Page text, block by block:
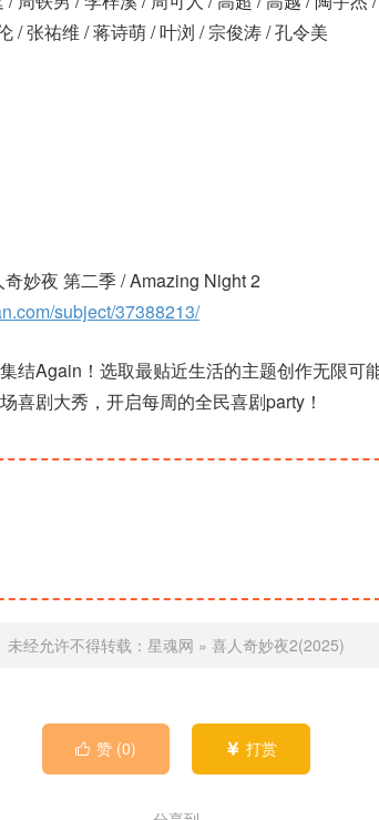
/ 张祐维 / 蒋诗萌 / 叶浏 / 宗俊涛 / 孔令美
妙夜 第二季 / Amazing Night 2
subject/37388213/
结Again！选取最贴近生活的主题创作无限可
喜剧大秀，开启每周的全民喜剧party！
未经允许不得转载： 星魂网 » 喜人奇妙夜2(2025)
 赞 (0)  打赏